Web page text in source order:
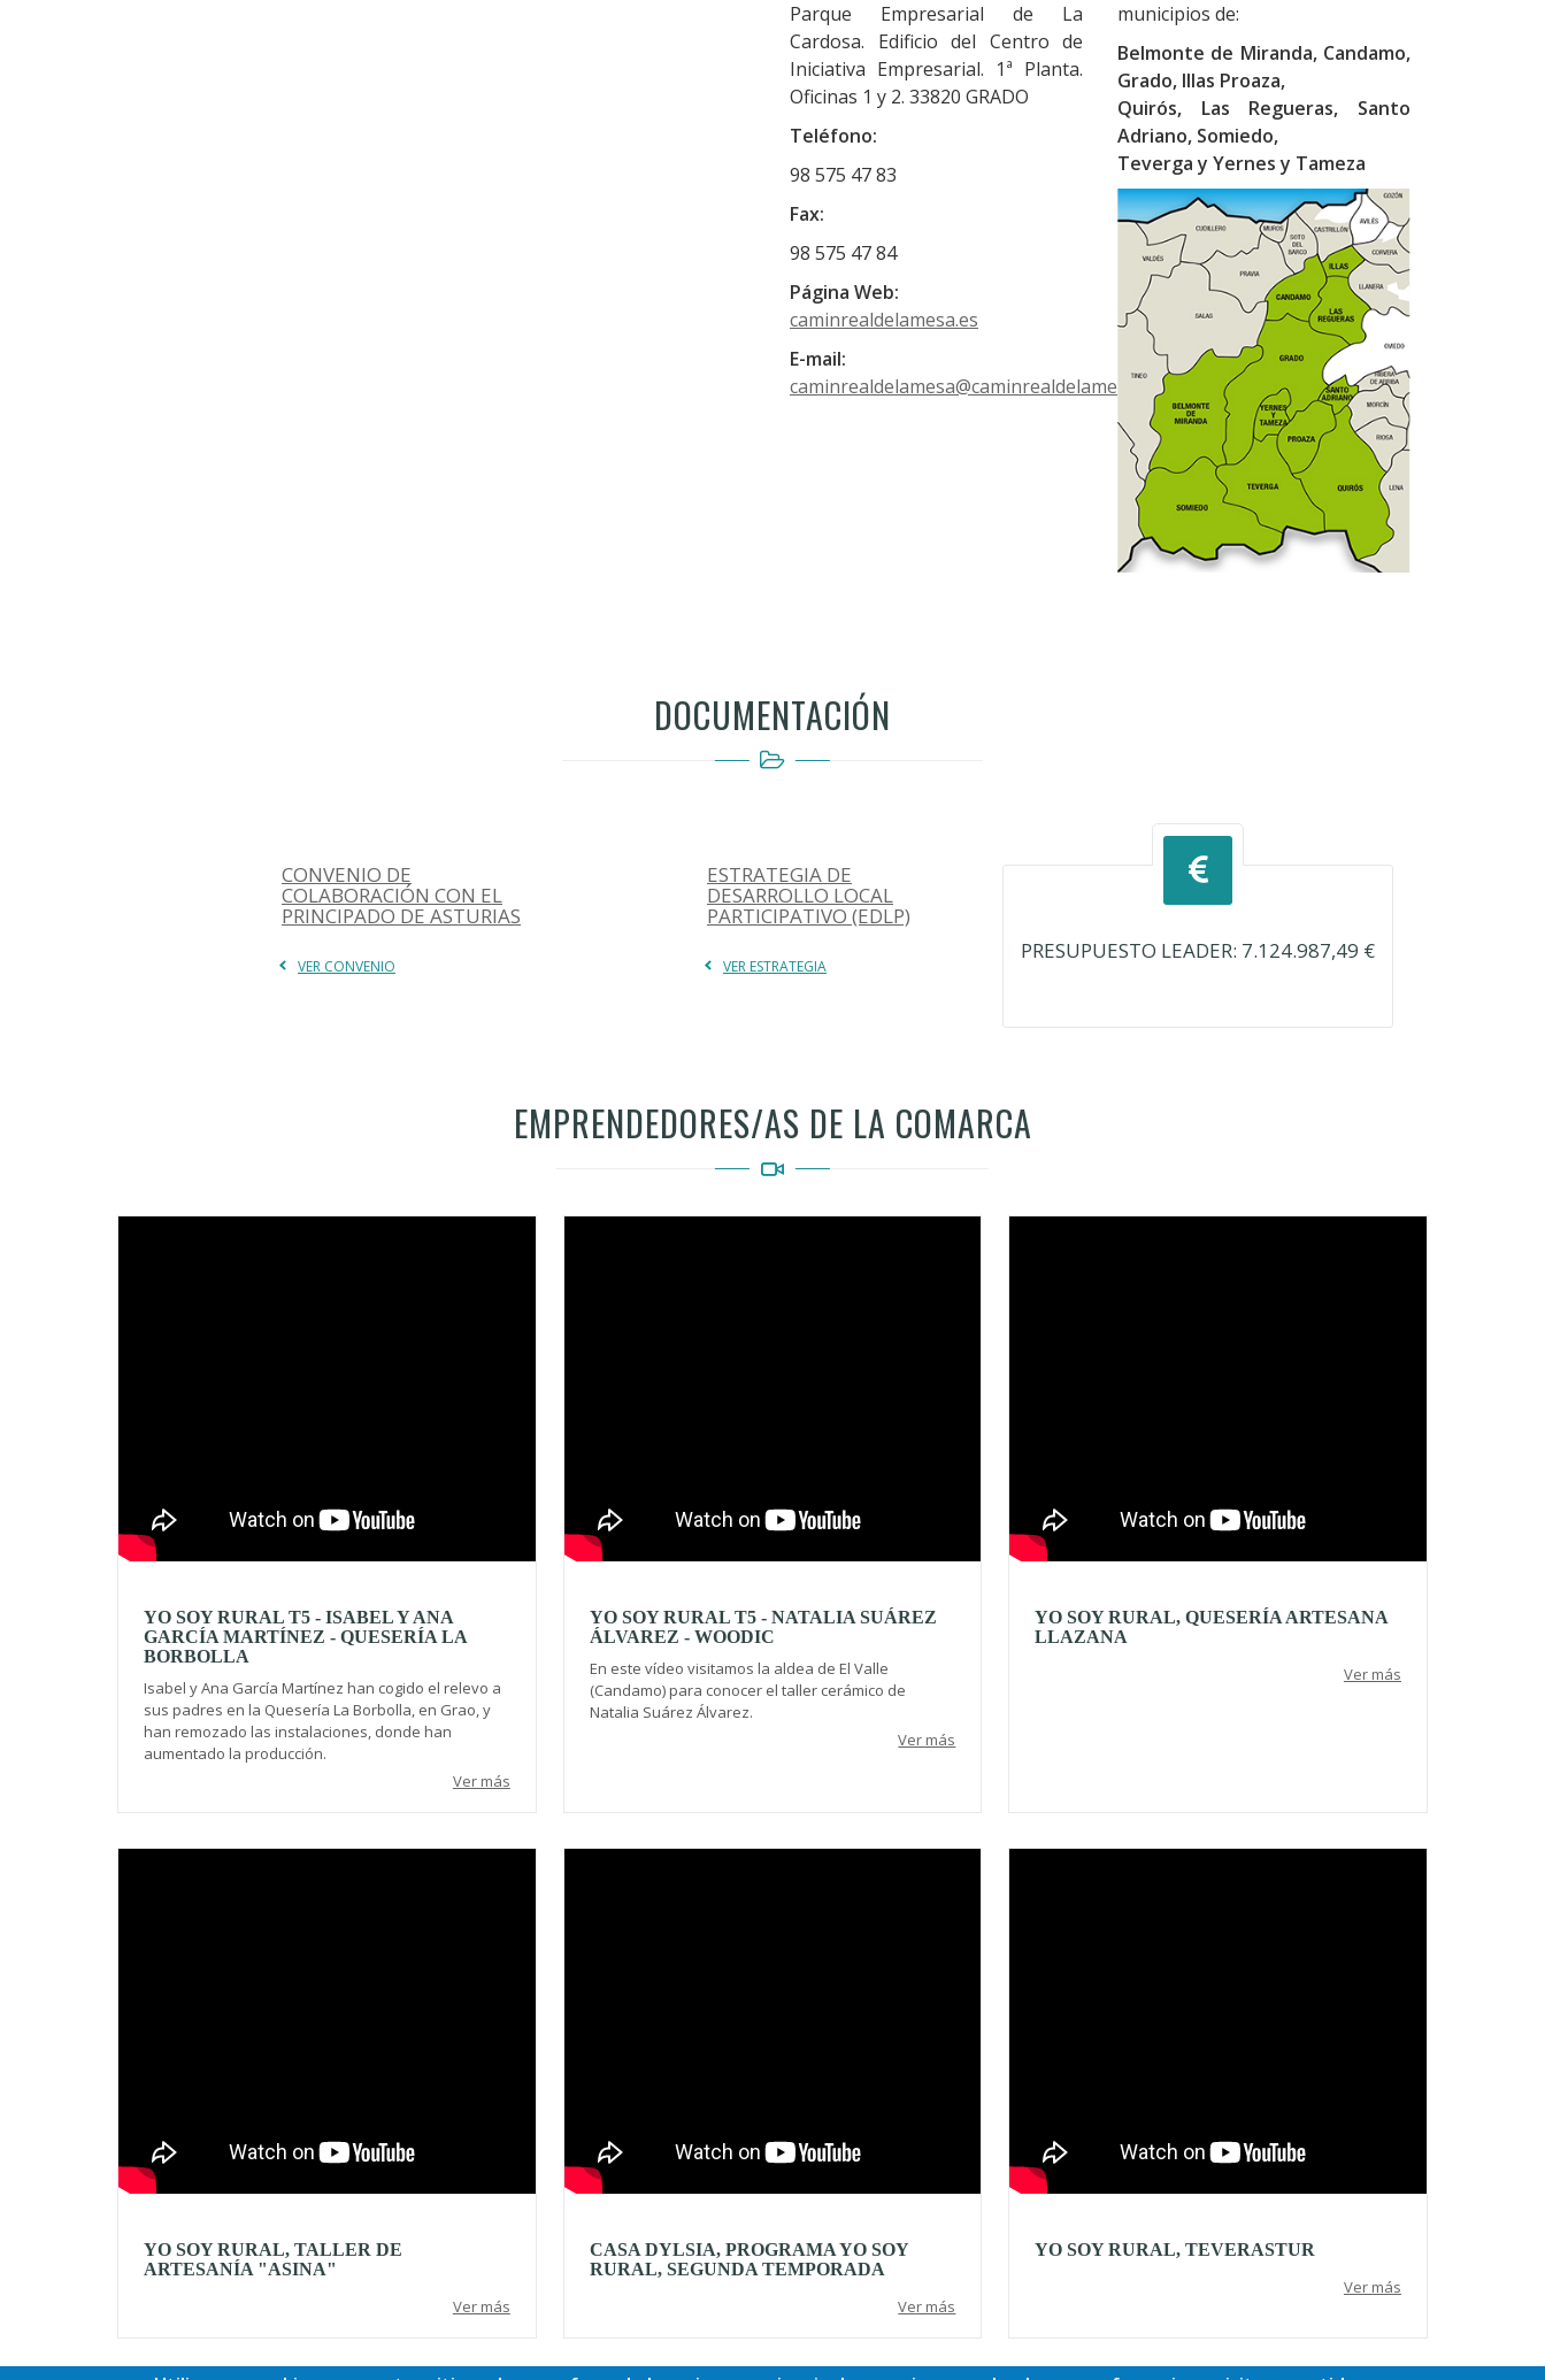
Parque Empresarial de La
Cardosa. Edificio del Centro de
Iniciativa Empresarial. 1ª Planta.
Oficinas 1 y 2. 33820 GRADO
Teléfono:
98 575 47 83
Fax:
98 575 47 84
Página Web:
caminrealdelamesa.es
E-mail:
caminrealdelamesa@caminrealdelamesa.es
municipios de:
Belmonte de Miranda, Candamo,
Grado, Illas Proaza,
Quirós, Las Regueras, Santo
Adriano, Somiedo,
Teverga y Yernes y Tameza
DOCUMENTACIÓN
CONVENIO DE
COLABORACIÓN CON EL
PRINCIPADO DE ASTURIAS
VER CONVENIO
ESTRATEGIA DE
DESARROLLO LOCAL
PARTICIPATIVO (EDLP)
VER ESTRATEGIA
PRESUPUESTO LEADER: 7.124.987,49 €
EMPRENDEDORES/AS DE LA COMARCA
YO SOY RURAL T5 - ISABEL Y ANA
GARCÍA MARTÍNEZ - QUESERÍA LA
BORBOLLA
Isabel y Ana García Martínez han cogido el relevo a
sus padres en la Quesería La Borbolla, en Grao, y
han remozado las instalaciones, donde han
aumentado la producción.
Ver más
YO SOY RURAL T5 - NATALIA SUÁREZ
ÁLVAREZ - WOODIC
En este vídeo visitamos la aldea de El Valle
(Candamo) para conocer el taller cerámico de
Natalia Suárez Álvarez.
Ver más
YO SOY RURAL, QUESERÍA ARTESANA
LLAZANA
Ver más
YO SOY RURAL, TALLER DE
ARTESANÍA "ASINA"
Ver más
CASA DYLSIA, PROGRAMA YO SOY
RURAL, SEGUNDA TEMPORADA
Ver más
YO SOY RURAL, TEVERASTUR
Ver más